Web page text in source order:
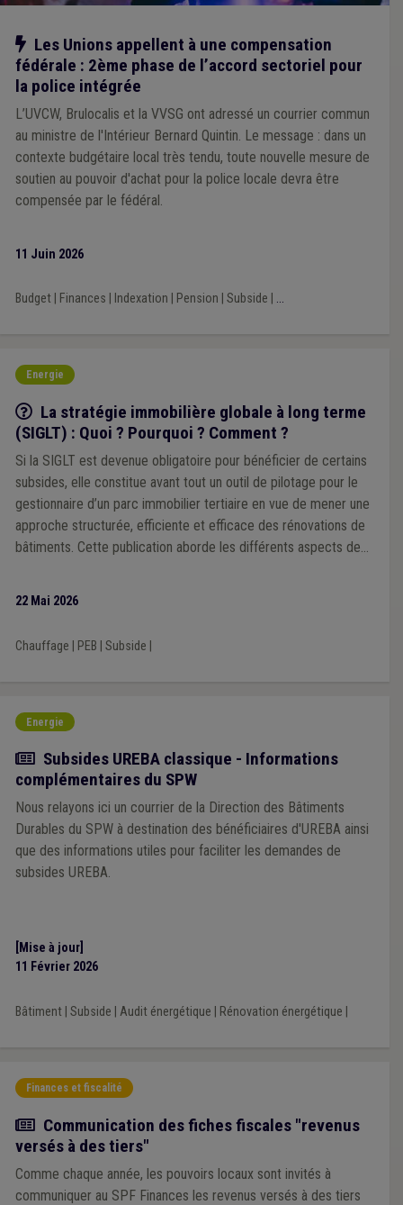
Notre action
Les Unions appellent à une compensation
fédérale : 2ème phase de l’accord sectoriel pour
la police intégrée
L’UVCW, Brulocalis et la VVSG ont adressé un courrier commun
au ministre de l'Intérieur Bernard Quintin. Le message : dans un
contexte budgétaire local très tendu, toute nouvelle mesure de
soutien au pouvoir d'achat pour la police locale devra être
compensée par le fédéral.
11 Juin 2026
Budget| Finances Indexation Pension Subside ...
Energie
Q/R
La stratégie immobilière globale à long terme
(SIGLT) : Quoi ? Pourquoi ? Comment ?
Si la SIGLT est devenue obligatoire pour bénéficier de certains
subsides, elle constitue avant tout un outil de pilotage pour le
gestionnaire d’un parc immobilier tertiaire en vue de mener une
approche structurée, efficiente et efficace des rénovations de
bâtiments. Cette publication aborde les différents aspects de
22 Mai 2026
Chauffage PEB Subside
Energie
Actualité
Subsides UREBA classique - Informations
complémentaires du SPW
Nous relayons ici un courrier de la Direction des Bâtiments
Durables du SPW à destination des bénéficiaires d'UREBA ainsi
que des informations utiles pour faciliter les demandes de
subsides UREBA.
[Mise à jour]
11 Février 2026
Bâtiment| Subside Audit énergétique Rénovation énergétique
Finances et fiscalité
Actualité
Communication des fiches fiscales "revenus
versés à des tiers"
Comme chaque année, les pouvoirs locaux sont invités à
communiquer au SPF Finances les revenus versés à des tiers